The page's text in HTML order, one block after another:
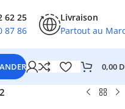
62 25
87 86
Livraison
Partout au
0,00